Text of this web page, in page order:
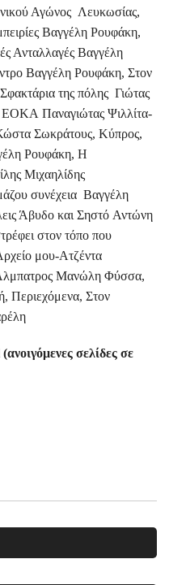
Αγώνος Λευκωσίας,
Βαγγέλη Ρουφάκη,
Ανταλλαγές Βαγγέλη
Βαγγέλη Ρουφάκη, Στον
της πόλης Γιώτας
Παναγιώτας Ψιλλίτα-
Σωκράτους, Κύπρος,
Ρουφάκη, Η
Μιχαηλίδης
συνέχεια Βαγγέλη
Άβυδο και Σηστό Αντώνη
στον τόπο που
μου-Ατζέντα
Μανώλη Φύσσα,
Περιεχόμενα, Στον
(ανοιγόμενες σελίδες σε